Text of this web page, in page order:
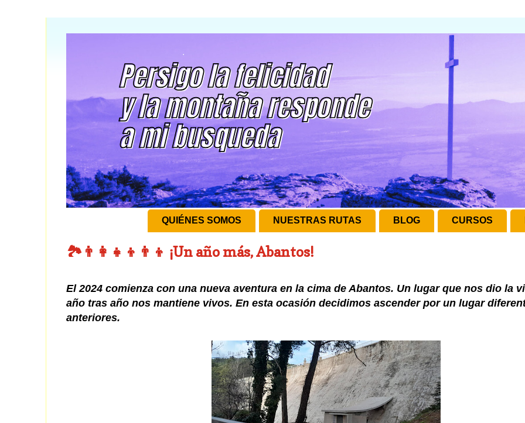
QUIÉNES SOMOS NUESTRAS RUTAS BLOG CURSOS
🏞👨‍👩‍👧‍👦👨‍👦 ¡Un año más, Abantos!
El 2024 comienza con una nueva aventura en la cima de Abantos. Un lugar que nos dio la
año tras año nos mantiene vivos. En esta ocasión decidimos ascender por un lugar
anteriores.